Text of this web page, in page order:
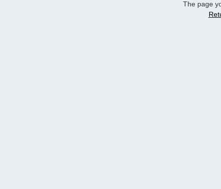
The page